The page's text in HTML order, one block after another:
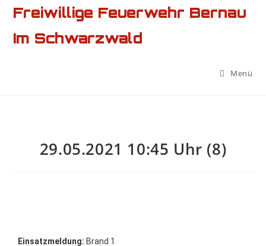
Freiwillige Feuerwehr Bernau
Im Schwarzwald
Menü
29.05.2021 10:45 Uhr (8)
Einsatzmeldung: Brand 1